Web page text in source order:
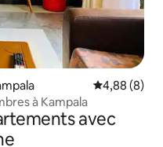
Évaluation
4,88 (8)
à Kampala
avec